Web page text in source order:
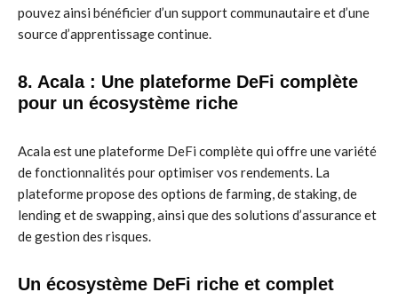
pouvez ainsi bénéficier d’un support communautaire et d’une
source d’apprentissage continue.
8. Acala : Une plateforme DeFi complète
pour un écosystème riche
Acala est une plateforme DeFi complète qui offre une variété
de fonctionnalités pour optimiser vos rendements. La
plateforme propose des options de farming, de staking, de
lending et de swapping, ainsi que des solutions d’assurance et
de gestion des risques.
Un écosystème DeFi riche et complet